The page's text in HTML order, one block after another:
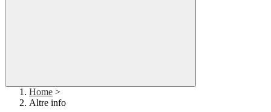
Home >
Altre info